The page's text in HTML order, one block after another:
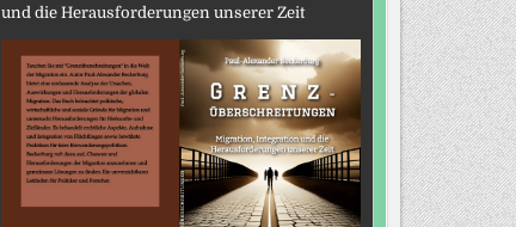
und die Herausforderungen unserer Zeit